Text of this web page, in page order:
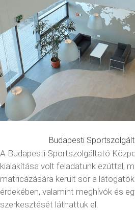
Budapesti
A Budapesti Sportszolgáltató
kialakítása volt feladatunk ezúttal,
matricázására került sor a
érdekében, valamint meghívók és
szerkesztését láthattuk el.